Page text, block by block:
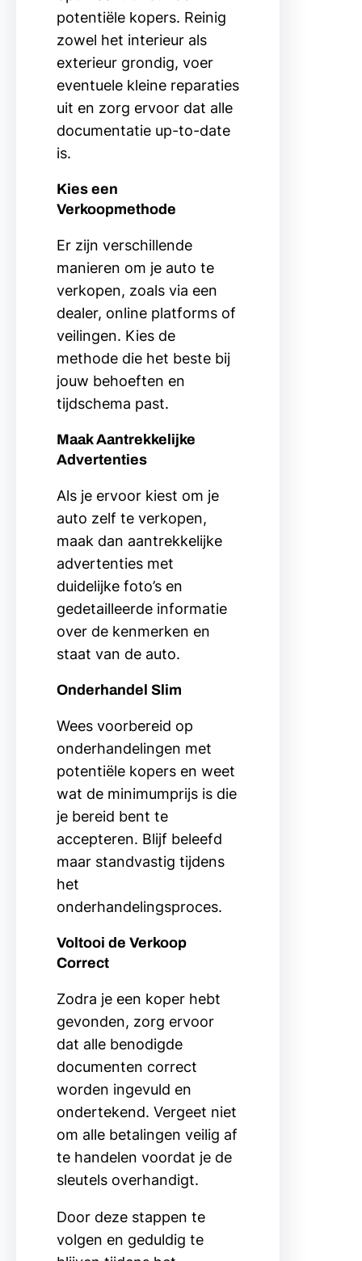
potentiële kopers. Reinig
zowel het interieur als
exterieur grondig, voer
eventuele kleine reparaties
uit en zorg ervoor dat alle
documentatie up-to-date
is.
Kies een
Verkoopmethode
Er zijn verschillende
manieren om je auto te
verkopen, zoals via een
dealer, online platforms of
veilingen. Kies de
methode die het beste bij
jouw behoeften en
tijdschema past.
Maak Aantrekkelijke
Advertenties
Als je ervoor kiest om je
auto zelf te verkopen,
maak dan aantrekkelijke
advertenties met
duidelijke foto’s en
gedetailleerde informatie
over de kenmerken en
staat van de auto.
Onderhandel Slim
Wees voorbereid op
onderhandelingen met
potentiële kopers en weet
wat de minimumprijs is die
je bereid bent te
accepteren. Blijf beleefd
maar standvastig tijdens
het
onderhandelingsproces.
Voltooi de Verkoop
Correct
Zodra je een koper hebt
gevonden, zorg ervoor
dat alle benodigde
documenten correct
worden ingevuld en
ondertekend. Vergeet niet
om alle betalingen veilig af
te handelen voordat je de
sleutels overhandigt.
Door deze stappen te
volgen en geduldig te